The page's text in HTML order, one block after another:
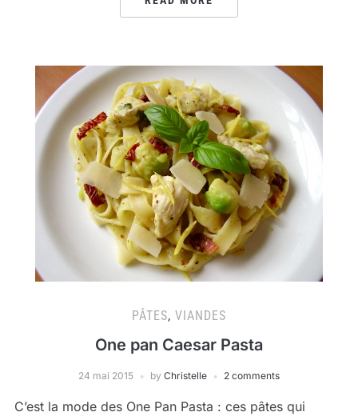
PÂTES, VIANDES
One pan Caesar Pasta
24 mai 2015 by Christelle 2 comments
C’est la mode des One Pan Pasta : ces pâtes qui